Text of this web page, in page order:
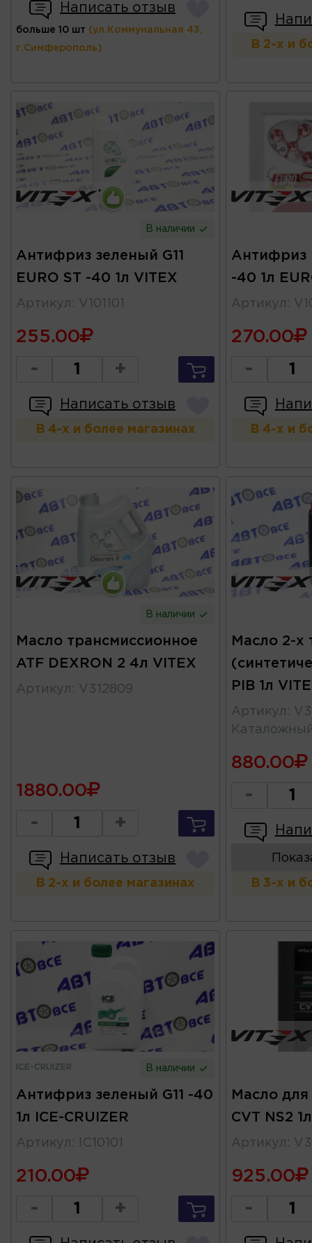
Написать отзыв
больше 10 шт (ул.Коммунальная 43,
г.Симферополь) В 2-х и
В наличии
Антифриз зеленый G11
EURO ST -40 1л VITEX
Артикул : V101101
255.00
- +
Написать отзыв
В 4-х и более магазинах
Антифриз
-40 1л
Артикул :
270.00
-
В 4-х и
В наличии
Масло трансмиссионное
ATF DEXRON 2 4л VITEX
Артикул : V312809
1880.00
- +
Написать отзыв
В 2-х и более магазинах
Масло 2-х
PIB 1л
Артикул :
880.00
-
В 3-х и
ICE-CRUIZER В наличии
Антифриз зеленый G11 -40
1л ICE-CRUIZER
Артикул : IC10101
210.00
- +
Масло
CVT NS2
Артикул :
925.00
-